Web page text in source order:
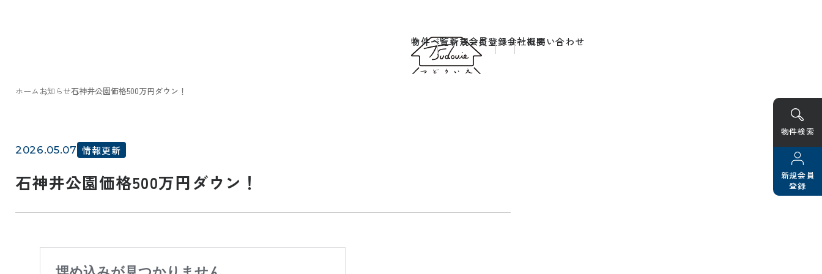
物件一覧新規会員登録会社概要
リノベーションギャラリーお問い合わせ
ホーム お知らせ石神井公園価格500万円ダウン！
2026.05.07 情報更新
石神井公園価格500万円ダウン！
物件検索
新規会員
登録